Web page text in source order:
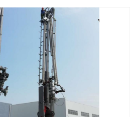
LNG鹤管
潜油泵鹤管
输油臂
汽车鹤管